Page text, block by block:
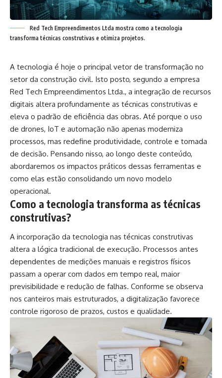
Red Tech Empreendimentos Ltda mostra como a tecnologia
transforma técnicas construtivas e otimiza projetos.
A tecnologia é hoje o principal vetor de transformação no
setor da construção civil. Isto posto, segundo a empresa
Red Tech Empreendimentos Ltda., a integração de recursos
digitais altera profundamente as técnicas construtivas e
eleva o padrão de eficiência das obras. Até porque o uso
de drones, IoT e automação não apenas moderniza
processos, mas redefine produtividade, controle e tomada
de decisão. Pensando nisso, ao longo deste conteúdo,
abordaremos os impactos práticos dessas ferramentas e
como elas estão consolidando um novo modelo
operacional.
Como a tecnologia transforma as técnicas
construtivas?
A incorporação da tecnologia nas técnicas construtivas
altera a lógica tradicional de execução. Processos antes
dependentes de medições manuais e registros físicos
passam a operar com dados em tempo real, maior
previsibilidade e redução de falhas. Conforme se observa
nos canteiros mais estruturados, a digitalização favorece
controle rigoroso de prazos, custos e qualidade.